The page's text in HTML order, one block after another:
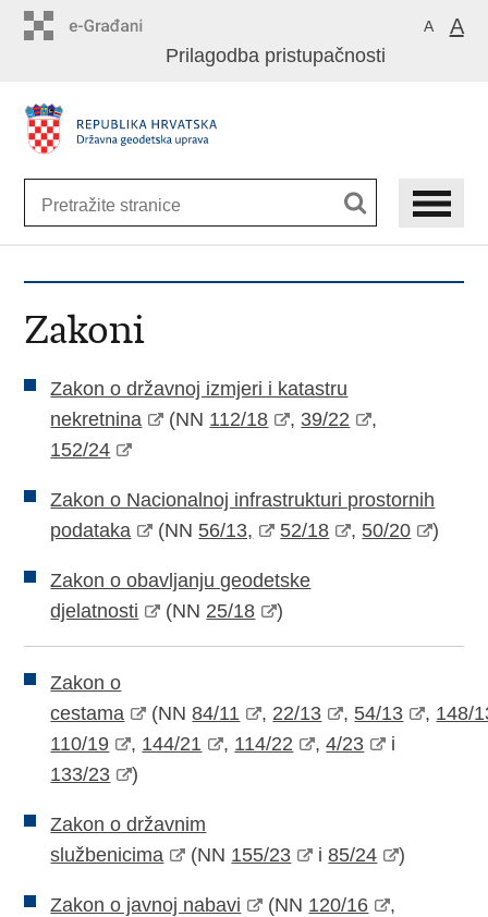
A A
Prilagodba pristupačnosti
Zakoni
Zakon o državnoj izmjeri i katastru
nekretnina
(NN 112/18 , 39/22
,
152/24
Zakon o Nacionalnoj infrastrukturi prostornih
podataka
(NN 56/13, 52/18 , 50/20 )
Zakon o obavljanju geodetske
djelatnosti
(NN 25/18 )
Zakon o
cestama
(NN84/11 , 22/13 , 54/13 , 148/
110/19
, 144/21 , 114/22 ,4/23
i
133/23
)
Zakon o državnim
službenicima
(NN 155/23 i85/24 )
Zakon o javnoj nabavi (NN 120/16
,